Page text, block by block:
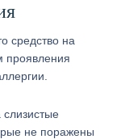
средство на
проявления
слизистые
не поражены